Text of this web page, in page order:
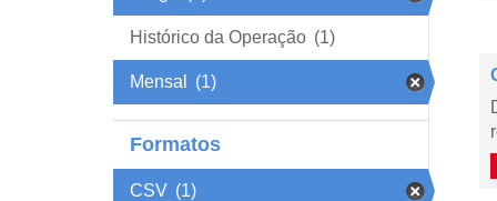
Histórico da Operação (1)
Mensal (1)
Formatos
CSV (1)